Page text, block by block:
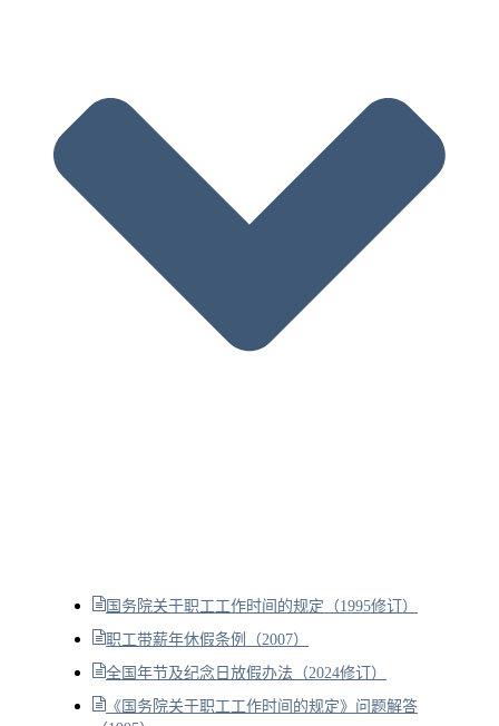
国务院关于职工工作时间的规定（1995修订）
职工带薪年休假条例（2007）
全国年节及纪念日放假办法（2024修订）
《国务院关于职工工作时间的规定》问题解答